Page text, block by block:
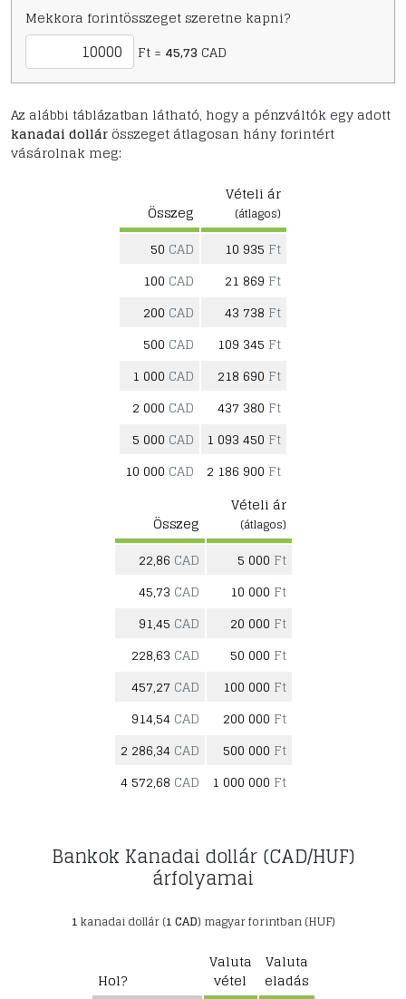
Mekkora forintösszeget szeretne kapni?
Ft = 45,73 CAD
Az alábbi táblázatban látható, hogy a pénzváltók egy adott
kanadai dollár összeget átlagosan hány forintért
vásárolnak meg:
Összeg
Vételi ár
(átlagos)
50 CAD 10 935 Ft
100 CAD 21 869 Ft
200 CAD 43 738 Ft
500 CAD 109 345 Ft
1 000 CAD 218 690 Ft
2 000 CAD 437 380 Ft
5 000 CAD 1 093 450 Ft
10 000 CAD 2 186 900 Ft
Összeg
Vételi ár
(átlagos)
22,86 CAD 5 000 Ft
45,73 CAD 10 000 Ft
91,45 CAD 20 000 Ft
228,63 CAD 50 000 Ft
457,27 CAD 100 000 Ft
914,54 CAD 200 000 Ft
2 286,34 CAD 500 000 Ft
4 572,68 CAD 1 000 000 Ft
Bankok Kanadai dollár (CAD/HUF)
árfolyamai
1kanadai dollár (1 CAD) magyar forintban (HUF)
Hol?
Valuta
vétel
Valuta
eladás